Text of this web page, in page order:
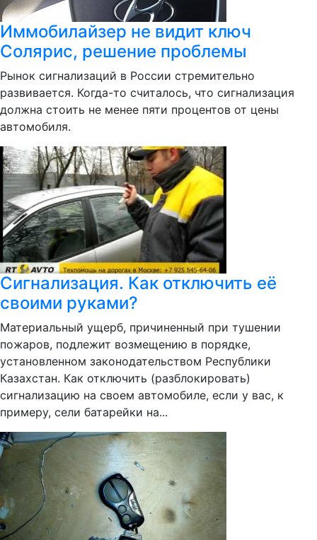
Иммобилайзер не видит ключ
Солярис, решение проблемы
Рынок сигнализаций в России стремительно
развивается. Когда-то считалось, что сигнализация
должна стоить не менее пяти процентов от цены
автомобиля.
Сигнализация. Как отключить её
своими руками?
Материальный ущерб, причиненный при тушении
пожаров, подлежит возмещению в порядке,
установленном законодательством Республики
Казахстан. Как отключить (разблокировать)
сигнализацию на своем автомобиле, если у вас, к
примеру, сели батарейки на...